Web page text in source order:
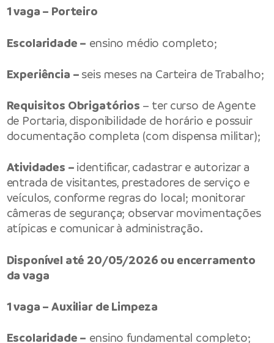
1 vaga – Porteiro
Escolaridade – ensino médio completo;
Experiência – seis meses na Carteira de Trabalho;
Requisitos Obrigatórios – ter curso de Agente
de Portaria, disponibilidade de horário e possuir
documentação completa (com dispensa militar);
Atividades – identificar, cadastrar e autorizar a
entrada de visitantes, prestadores de serviço e
veículos, conforme regras do local; monitorar
câmeras de segurança; observar movimentações
atípicas e comunicar à administração.
Disponível até 20/05/2026 ou encerramento
da vaga
1 vaga – Auxiliar de Limpeza
Escolaridade – ensino fundamental completo;